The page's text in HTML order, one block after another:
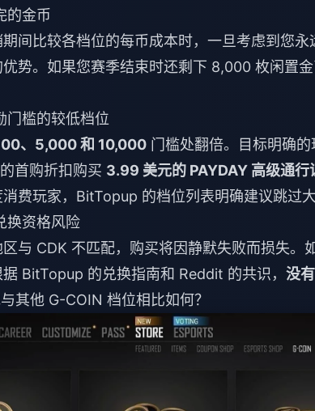
的金币
间比较各档位的每币成本时，一旦考虑到您
优势。如果您赛季结束时还剩下 8,000 枚闲置
门槛的较低档位
、5,000 和 10,000 门槛处翻倍。目标明确
首购折扣购买 3.99 美元的 PAYDAY 高级通行
费玩家，BitTopup 的档位列表明确建议跳过大
换资格风险
与 CDK 不匹配，购买将因静默失败而损失。
BitTopup 的兑换指南和 Reddit 的共识， 没
其他 G-COIN 档位相比如何？